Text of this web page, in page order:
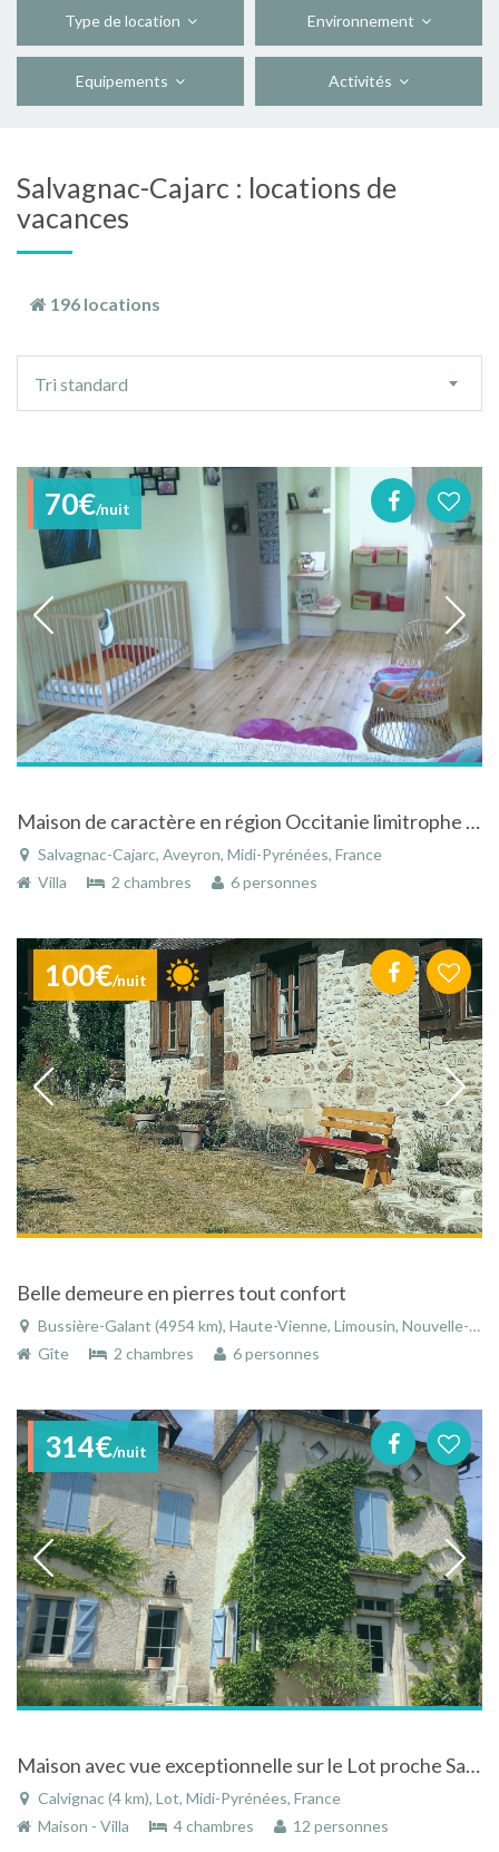
Type de location Environnement
Equipements Activités
Salvagnac-Cajarc : locations de
vacances
196 locations
tri
Tri standard
70€/nuit
Maison de caractère en région Occitanie limitrophe du Lot
Salvagnac-Cajarc, Aveyron, Midi-Pyrénées, France
Villa
2 chambres 6 personnes
100€/nuit
Belle demeure en pierres tout confort
Bussière-Galant (4954 km), Haute-Vienne, Limousin, Nouvelle-Aquitaine, France
Gîte
2 chambres 6 personnes
314€/nuit
Maison avec vue exceptionnelle sur le Lot proche Saint Cirq Lapopie
Calvignac (4 km), Lot, Midi-Pyrénées, France
Maison - Villa
4 chambres 12 personnes